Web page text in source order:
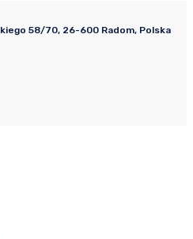
58/70, 26-600 Radom, Polska